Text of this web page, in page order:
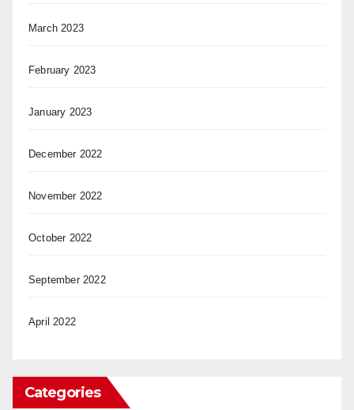
March 2023
February 2023
January 2023
December 2022
November 2022
October 2022
September 2022
April 2022
Categories